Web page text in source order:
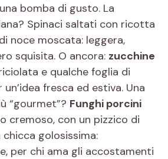
bomba di gusto. La
Spinaci saltati con ricotta
noce moscata: leggera,
squisita. O ancora: zucchine
e qualche foglia di
fresca ed estiva. Una
“gourmet”? Funghi porcini
cremoso, con un pizzico di
chicca golosissima:
per chi ama gli accostamenti